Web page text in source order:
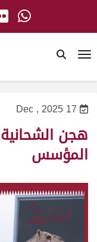
17 Dec , 2025
هجن
المؤسس